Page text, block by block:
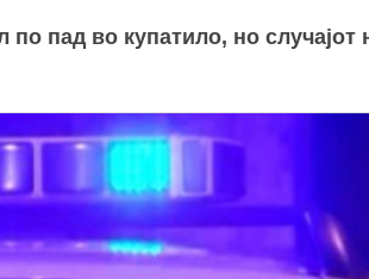
пад во купатило, но случајот